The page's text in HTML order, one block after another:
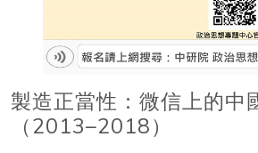
製造正當性：微信上的中
（2013–2018）